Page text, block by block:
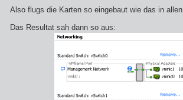
Also flugs die Karten so eingebaut wie das in
Das Resultat sah dann so aus: